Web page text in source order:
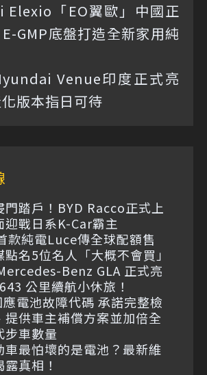
Elexio「EO翼歐」中國正
GMP底盤打造全新家用純
Venue印度正式亮
版本指日可待
門踏戶！BYD Racco正式上
戰日系K-Car霸主
款純電Luce傳全球配額售
名5位名人「大概不會買」
Benz GLA 正式亮
公里續航小休旅！
電池故障代碼 承諾完整檢
提供車主補償方案並加倍全
步車數量
車最怕壞的是電池？最新維
真相！